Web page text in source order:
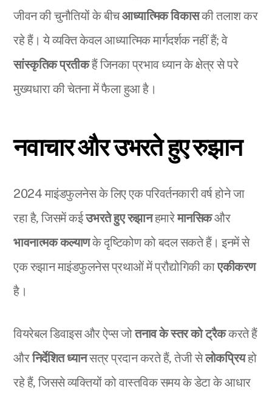
जीवन की चुनौतियों के बीचआध्यात्मिक विकासकी तलाश कर
रहे हैं। ये व्यक्ति केवल आध्यात्मिक मार्गदर्शक नहीं हैं; वे
सांस्कृतिक प्रतीकहैं जिनका प्रभाव ध्यान के क्षेत्र से परे
मुख्यधारा की चेतना में फैला हुआ है।
नवाचार और उभरते हुए रुझान
2024 माइंडफुलनेस के लिए एक परिवर्तनकारी वर्ष होने जा
रहा है, जिसमें कईउभरते हुए रुझानहमारेमानसिकऔर
भावनात्मक कल्याणके दृष्टिकोण को बदल सकते हैं। इनमें से
एक रुझान माइंडफुलनेस प्रथाओं में प्रौद्योगिकी काएकीकरण
है।
वियरेबल डिवाइस और ऐप्स जोतनाव के स्तर को ट्रैककरते हैं
औरनिर्देशित ध्यानसत्र प्रदान करते हैं, तेजी सेलोकप्रियहो
रहे हैं, जिससे व्यक्तियों को वास्तविक समय के डेटा के आधार